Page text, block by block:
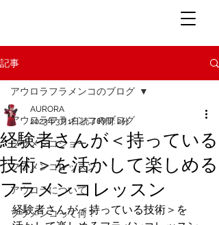
記事
アウロラフラメンコのブログ
フラメンコショー
フラメンコレッスン
アウロラについて
フラメンコって何？
アウロラフラメンコのブログ
経験者さんが＜持っている
技術＞を活かして楽しめる
フラメンコレッスン
AURORA
2023年3月1日読了時間: 2分
経験者さんが＜持っている技術＞を